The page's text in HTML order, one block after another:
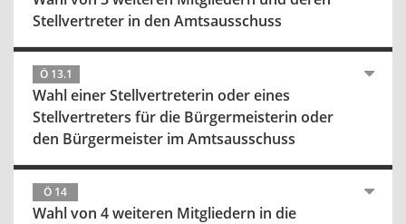
Stellvertreter in den Amtsausschuss
Ö 13.1
Wahl einer Stellvertreterin oder eines
Stellvertreters für die Bürgermeisterin oder
den Bürgermeister im Amtsausschuss
Ö 14
Wahl von 4 weiteren Mitgliedern in die